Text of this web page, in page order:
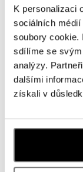
K personalizaci
sociálních
soubory cookie.
sdílíme se
analýzy.
dalšími
získali v
tel.:
dnes
ALOve
U Dálnice 777,
tel.:
dnes
ALOve
dnes